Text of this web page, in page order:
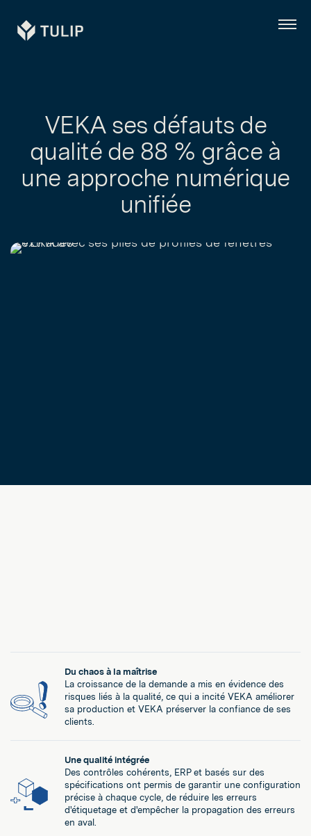
Tulip Menu
VEKA ses défauts de
qualité de 88 % grâce à
une approche numérique
unifiée
Du chaos à la maîtrise
La croissance de la demande a mis en évidence des
risques liés à la qualité, ce qui a incité VEKA améliorer
sa production et VEKA préserver la confiance de ses
clients.
Une qualité intégrée
Des contrôles cohérents, ERP et basés sur des
spécifications ont permis de garantir une configuration
précise à chaque cycle, de réduire les erreurs
d'étiquetage et d'empêcher la propagation des erreurs
en aval.